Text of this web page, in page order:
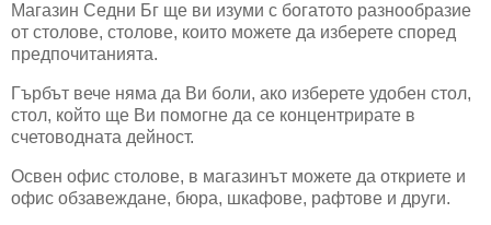
Магазин Седни Бг ще ви изуми с богатото разнообразие
от столове, столове, които можете да изберете според
предпочитанията.
Гърбът вече няма да Ви боли, ако изберете удобен стол,
стол, който ще Ви помогне да се концентрирате в
счетоводната дейност.
Освен офис столове, в магазинът можете да откриете и
офис обзавеждане, бюра, шкафове, рафтове и други.